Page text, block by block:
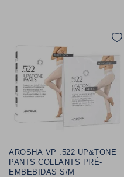
AROSHA VP .522 UP&TONE
PANTS COLLANTS PRÉ-
EMBEBIDAS S/M